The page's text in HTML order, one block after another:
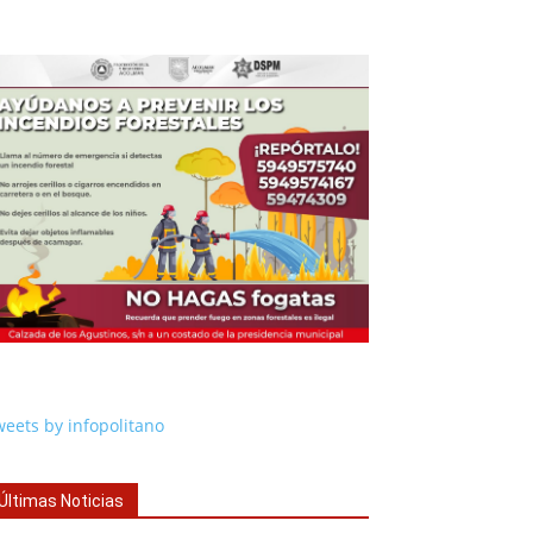
by infopolitano
Noticias